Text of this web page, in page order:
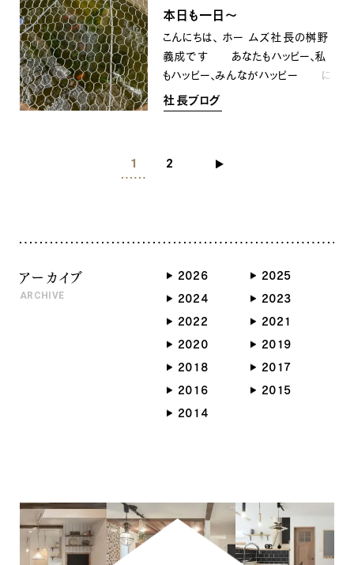
照となって行く そんなふうに想
います 全ては当たり前ではない
ですねぇ〜 そんなことに 気
づかせて頂く本日であります 感
いのではないかと思います 弊社
も 本日より16日(金)まで お
盆休みの夏季休暇を頂かせて頂き
ます ご不便をお掛け致しまして
誠に申し訳ありませんが どう
ぞよろしくお願い致します🙇‍♀️ 休
対応させて頂きますので よろし
致します🙇‍♀️
本日も一日〜
こんにちは、 ホー ムズ社長の桝野
義成です あなたもハッピー、私
もハッピー、みんながハッピー に
なるために共に顔晴りましょう 出
張で 東京に来ています〜
で涼しそうに泳ぐ金魚を 観つけ
暑さに負けないように 本日も
💪^_^
社長ブログ
1 2
アーカイブ
ARCHIVE
2026
2025
2024
2023
2022
2021
2020
2019
2018
2017
2016
2015
2014